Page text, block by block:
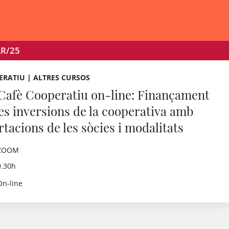
25
| ALTRES CURSOS
Cooperatiu on-line: Finançament
inversions de la cooperativa amb
de les sòcies i modalitats
line